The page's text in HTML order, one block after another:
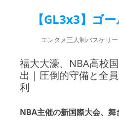
【GL3x3】ゴ
エンタメ三人制バスケリ
福大大濠、NBA高校
出｜圧倒的守備と全
利
NBA主催の新国際大会、